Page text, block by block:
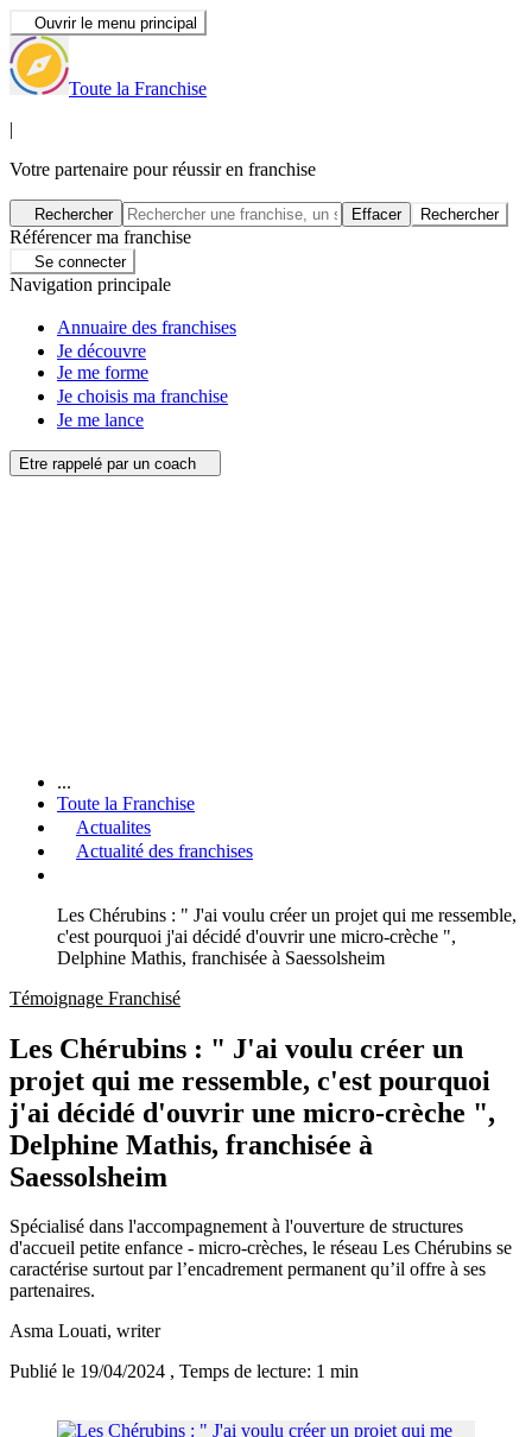
Ouvrir le menu principal
Toute la Franchise
|
Votre partenaire pour réussir en franchise
Rechercher Effacer Rechercher
Référencer ma franchise
Se connecter
Navigation principale
Annuaire des franchises
Je découvre
Je me forme
Je choisis ma franchise
Je me lance
Etre rappelé par un coach
...
Toute la Franchise
Actualites
Actualité des franchises
Les Chérubins : " J'ai voulu créer un projet qui me ressemble,
c'est pourquoi j'ai décidé d'ouvrir une micro-crèche ",
Delphine Mathis, franchisée à Saessolsheim
Témoignage Franchisé
Les Chérubins : " J'ai voulu créer un
projet qui me ressemble, c'est pourquoi
j'ai décidé d'ouvrir une micro-crèche ",
Delphine Mathis, franchisée à
Saessolsheim
Spécialisé dans l'accompagnement à l'ouverture de structures
d'accueil petite enfance - micro-crèches, le réseau Les Chérubins se
caractérise surtout par l’encadrement permanent qu’il offre à ses
partenaires.
Asma Louati, writer
Publié le 19/04/2024 , Temps de lecture: 1 min